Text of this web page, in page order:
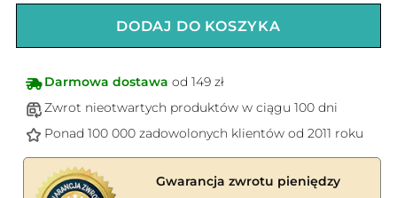
DODAJ DO KOSZYKA
Darmowa dostawa od 149 zł
Zwrot nieotwartych produktów w ciągu 100 dni
Ponad 100 000 zadowolonych klientów od 2011 roku
Gwarancja zwrotu pieniędzy